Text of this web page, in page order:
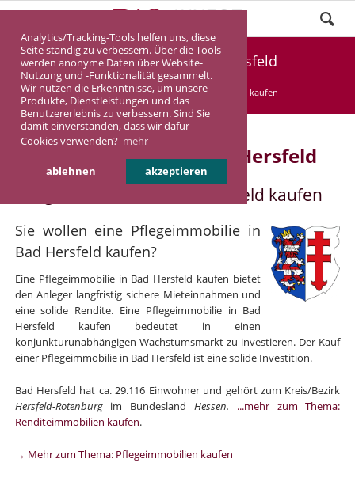
Analytics/Tracking-Tools helfen uns, diese
Seite ständig zu verbessern. Über die Tools
werden anonyme Daten über Website-
Nutzung und -Funktionalität gesammelt.
Wir nutzen die Erkenntnisse, um unsere
Produkte, Dienstleistungen und das
Benutzererlebnis zu verbessern. Sind Sie
damit einverstanden, dass wir dafür
Cookies verwenden? mehr
ablehnen akzeptieren
Pflegeimmobilie Bad Hersfeld
DASINVEST Service Pflegeimmobilie kaufen
Pflegeimmobilie in Bad Hersfeld
Pflegeimmobilie in Bad Hersfeld kaufen
Sie wollen eine Pflegeimmobilie in
Bad Hersfeld kaufen?
Eine Pflegeimmobilie in Bad Hersfeld kaufen bietet
den Anleger langfristig sichere Mieteinnahmen und
eine solide Rendite. Eine Pflegeimmobilie in Bad
Hersfeld kaufen bedeutet in einen
konjunkturunabhängigen Wachstumsmarkt zu investieren. Der Kauf
einer Pflegeimmobilie in Bad Hersfeld ist eine solide Investition.
Bad Hersfeld hat ca. 29.116 Einwohner und gehört zum Kreis/Bezirk
Hersfeld-Rotenburgim Bundesland Hessen. ...mehr zum Thema:
Renditeimmobilien kaufen.
→ Mehr zum Thema: Pflegeimmobilien kaufen